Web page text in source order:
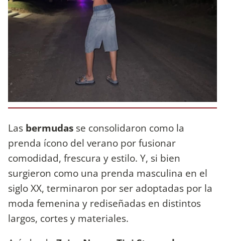
Las bermudas se consolidaron como la
prenda ícono del verano por fusionar
comodidad, frescura y estilo. Y, si bien
surgieron como una prenda masculina en el
siglo XX, terminaron por ser adoptadas por la
moda femenina y rediseñadas en distintos
largos, cortes y materiales.